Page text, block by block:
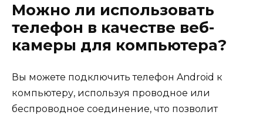
Можно ли использовать
телефон в качестве веб-
камеры для компьютера?
Вы можете подключить телефон Android к
компьютеру, используя проводное или
беспроводное соединение, что позволит